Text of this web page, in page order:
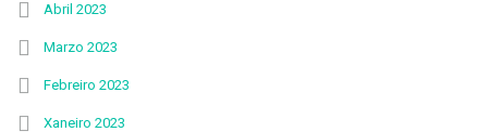
Abril 2023
Marzo 2023
Febreiro 2023
Xaneiro 2023